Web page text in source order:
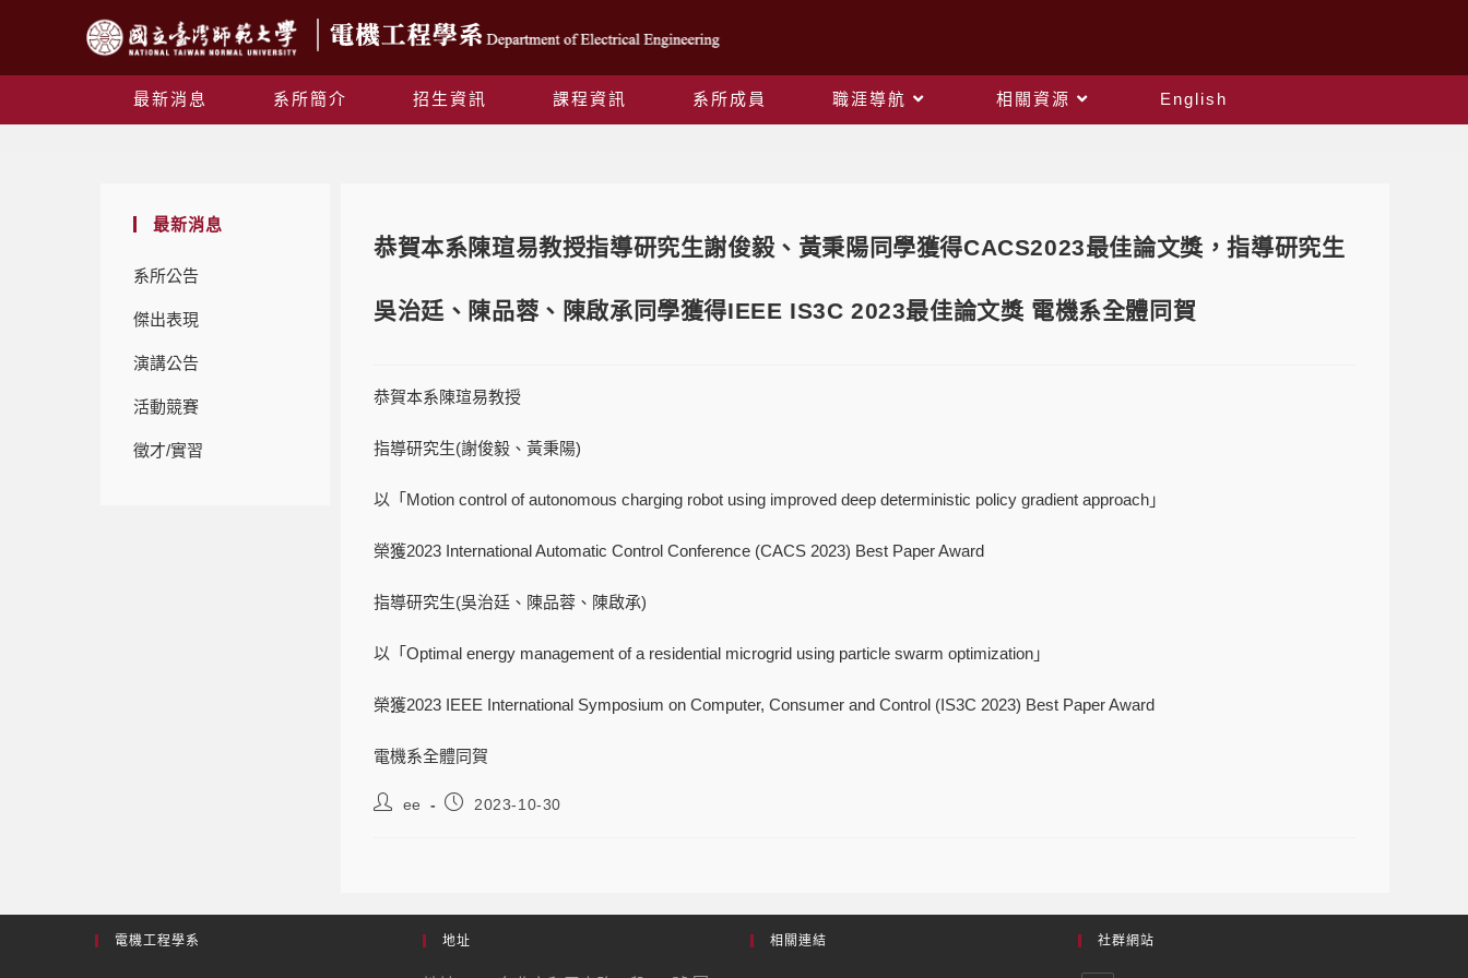
最新消息 系所簡介 招生資訊 課程資訊 系所成員 職涯導航 相關資源 English
最新消息
系所公告
傑出表現
演講公告
活動競賽
徵才/實習
恭賀本系陳瑄易教授指導研究生謝俊毅、黃秉陽同學獲得CACS2023最佳論文獎，指導研究生
吳治廷、陳品蓉、陳啟承同學獲得IEEE IS3C 2023最佳論文獎 電機系全體同賀
恭賀本系陳瑄易教授
指導研究生(謝俊毅、黃秉陽)
以「Motion control of autonomous charging robot using improved deep deterministic policy gradient approach」
榮獲2023 International Automatic Control Conference (CACS 2023) Best Paper Award
指導研究生(吳治廷、陳品蓉、陳啟承)
以「Optimal energy management of a residential microgrid using particle swarm optimization」
榮獲2023 IEEE International Symposium on Computer, Consumer and Control (IS3C 2023) Best Paper Award
電機系全體同賀
ee 2023-10-30
電機工程學系 地址 相關連結 社群網站